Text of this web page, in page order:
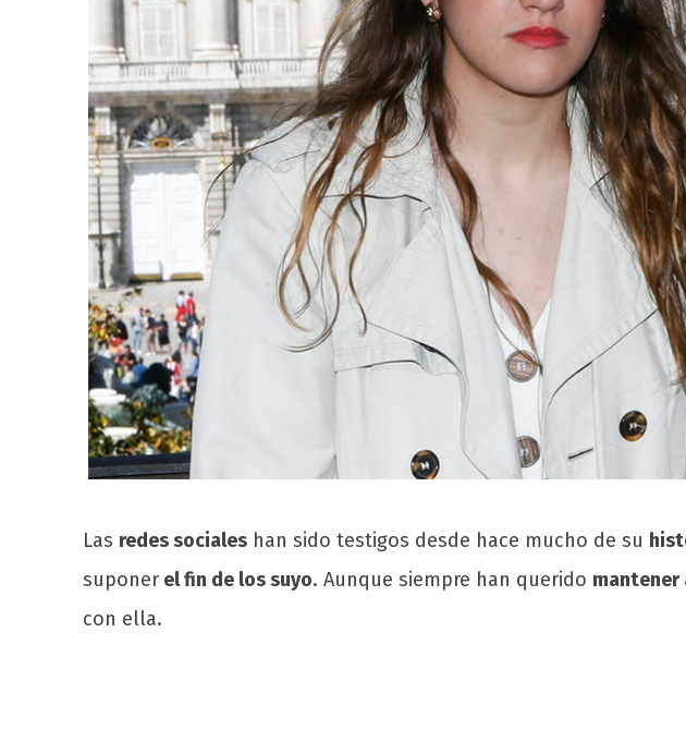
Las redes sociales han sido testigos desde hace mucho de su
suponer el fin de los suyo. Aunque siempre han querido mantener
con ella.